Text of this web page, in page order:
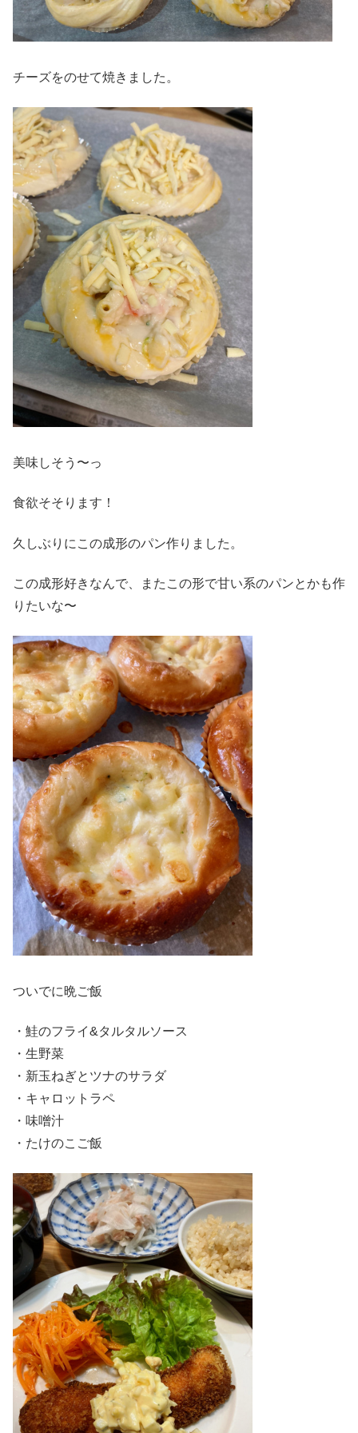
チーズをのせて焼きました。
美味しそう〜っ
食欲そそります！
久しぶりにこの成形のパン作りました。
この成形好きなんで、またこの形で甘い系のパンとかも作
りたいな〜
ついでに晩ご飯
・鮭のフライ&タルタルソース
・生野菜
・新玉ねぎとツナのサラダ
・キャロットラペ
・味噌汁
・たけのこご飯